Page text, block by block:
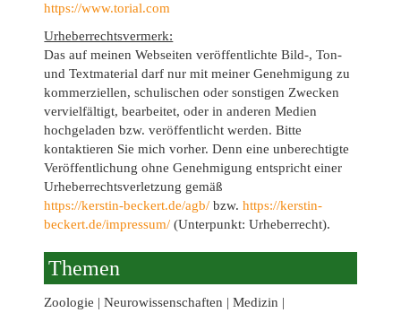
https://www.torial.com
Urheberrechtsvermerk:
Das auf meinen Webseiten veröffentlichte Bild-, Ton-
und Textmaterial darf nur mit meiner Genehmigung zu
kommerziellen, schulischen oder sonstigen Zwecken
vervielfältigt, bearbeitet, oder in anderen Medien
hochgeladen bzw. veröffentlicht werden. Bitte
kontaktieren Sie mich vorher. Denn eine unberechtigte
Veröffentlichung ohne Genehmigung entspricht einer
Urheberrechtsverletzung gemäß
https://kerstin-beckert.de/agb/ bzw.https://kerstin-
beckert.de/impressum/ (Unterpunkt: Urheberrecht).
Themen
Zoologie | Neurowissenschaften | Medizin |